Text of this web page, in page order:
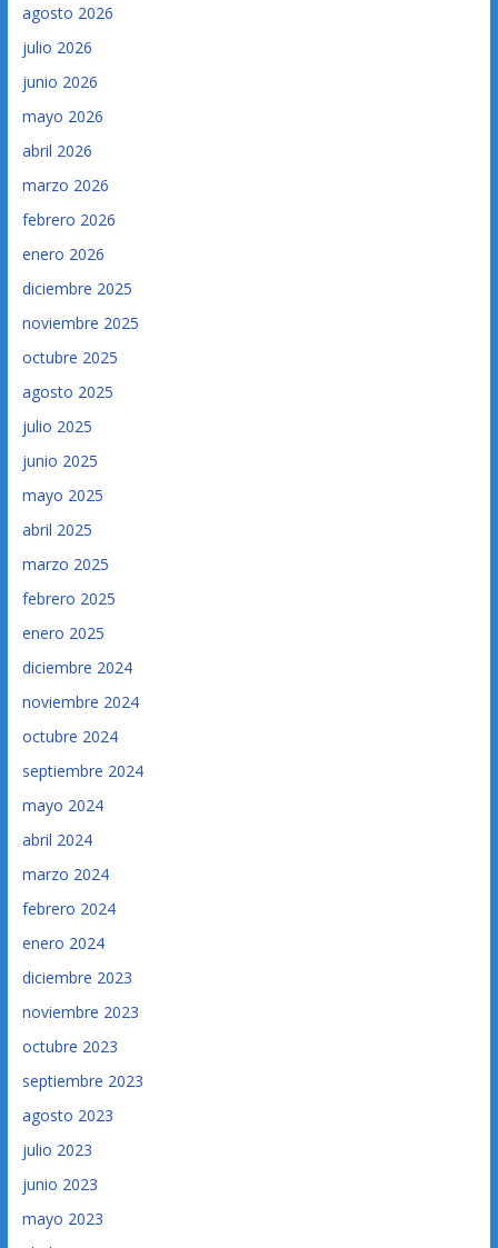
agosto 2026
julio 2026
junio 2026
mayo 2026
abril 2026
marzo 2026
febrero 2026
enero 2026
diciembre 2025
noviembre 2025
octubre 2025
agosto 2025
julio 2025
junio 2025
mayo 2025
abril 2025
marzo 2025
febrero 2025
enero 2025
diciembre 2024
noviembre 2024
octubre 2024
septiembre 2024
mayo 2024
abril 2024
marzo 2024
febrero 2024
enero 2024
diciembre 2023
noviembre 2023
octubre 2023
septiembre 2023
agosto 2023
julio 2023
junio 2023
mayo 2023